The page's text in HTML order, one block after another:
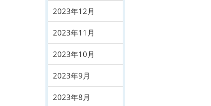
2023年12月
2023年11月
2023年10月
2023年9月
2023年8月